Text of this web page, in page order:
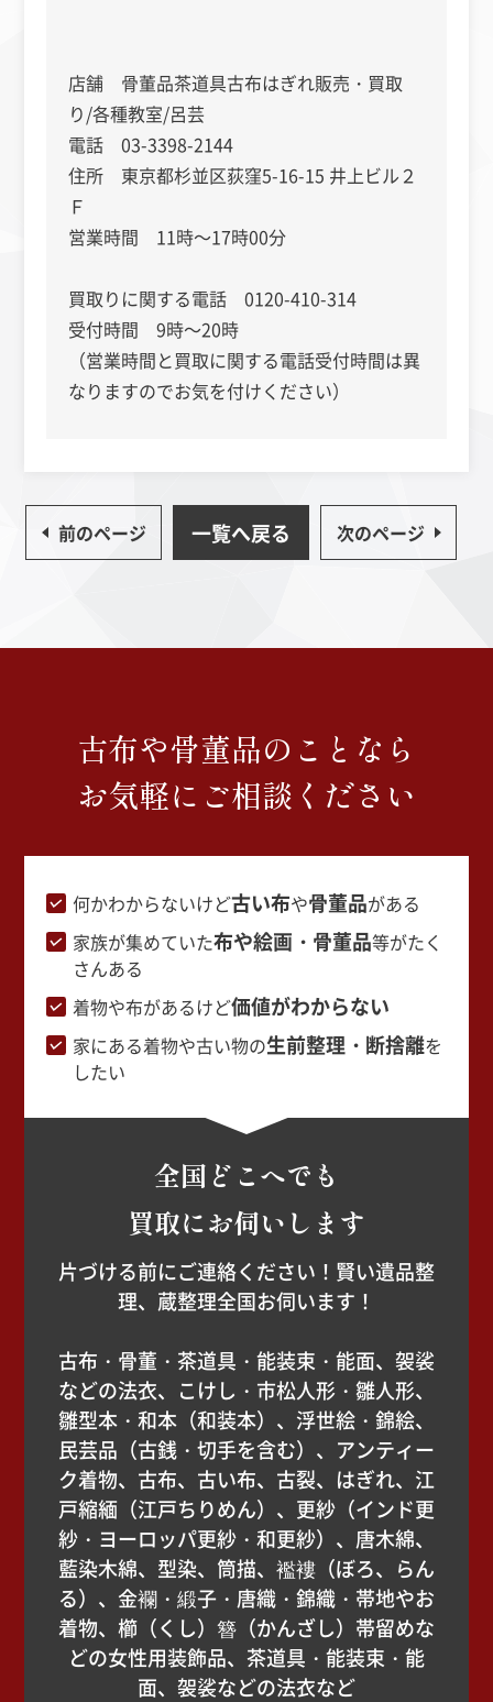
店舗 骨董品茶道具古布はぎれ販売・買取
り/各種教室/呂芸
電話 03-3398-2144
住所 東京都杉並区荻窪5-16-15 井上ビル２
Ｆ
営業時間 11時～17時00分
買取りに関する電話 0120-410-314
受付時間 9時～20時
（営業時間と買取に関する電話受付時間は異
なりますのでお気を付けください）
前のページ 一覧へ戻る 次のページ
古布や骨董品のことなら
お気軽にご相談ください
何かわからないけど古い布や骨董品がある
家族が集めていた布や絵画・骨董品等がたく
さんある
着物や布があるけど価値がわからない
家にある着物や古い物の生前整理・断捨離を
したい
全国どこへでも
買取にお伺いします
片づける前にご連絡ください！賢い遺品整
理、蔵整理全国お伺います！
古布・骨董・茶道具・能装束・能面、袈裟
などの法衣、こけし・市松人形・雛人形、
雛型本・和本（和装本）、浮世絵・錦絵、
民芸品（古銭・切手を含む）、アンティー
ク着物、古布、古い布、古裂、はぎれ、江
戸縮緬（江戸ちりめん）、更紗（インド更
紗・ヨーロッパ更紗・和更紗）、唐木綿、
藍染木綿、型染、筒描、襤褸（ぼろ、らん
る）、金襴・緞子・唐織・錦織・帯地やお
着物、櫛（くし）簪（かんざし）帯留めな
どの女性用装飾品、茶道具・能装束・能
面、袈裟などの法衣など